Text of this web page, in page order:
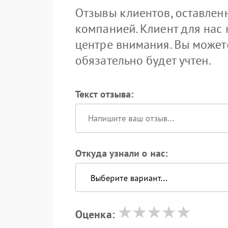
Отзывы клиентов,
компанией. Клиент для нас
центре внимания. Вы
обязательно будет учтен.
Текст отзыва:
Откуда узнали о нас:
Оценка: